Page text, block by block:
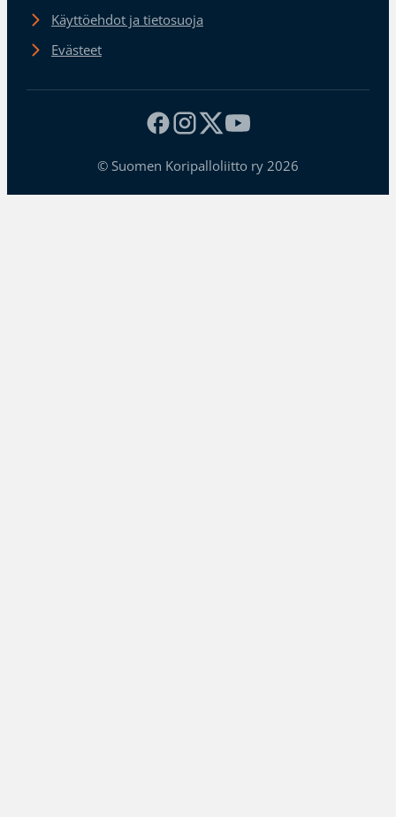
Käyttöehdot ja tietosuoja
Evästeet
© Suomen Koripalloliitto ry 2026